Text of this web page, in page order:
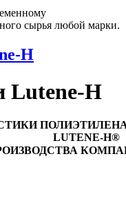
сырья любой марки.
H
Lutene-H
LUTENE-H®